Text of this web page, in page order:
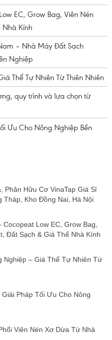
EC, Grow Bag, Viên Nén
Nhà Kính
– Nhà Máy Đất Sạch
Nghiệp
Thể Tự Nhiên Từ Thiên Nhiên
quy trình và lựa chọn từ
Ưu Cho Nông Nghiệp Bền
Phân Hữu Cơ VinaTap Giá Sỉ
Tháp, Kho Đồng Nai, Hà Nội
Cocopeat Low EC, Grow Bag,
Đất Sạch & Giá Thể Nhà Kính
Nghiệp – Giá Thể Tự Nhiên Từ
Pháp Tối Ưu Cho Nông
Viên Nén Xơ Dừa Từ Nhà